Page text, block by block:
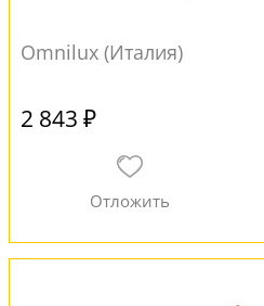
Omnilux (Италия)
2 843 ₽